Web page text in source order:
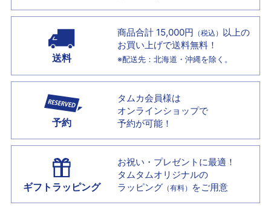
送料
商品合計 15,000円 （税込） 以上の
お買い上げで送料無料！
※配送先：北海道・沖縄を除く。
予約
タムカ会員様は
オンラインショップで
予約が可能！
ギフトラッピング
お祝い・プレゼントに最適！
タムタムオリジナルの
ラッピング （有料） をご用意